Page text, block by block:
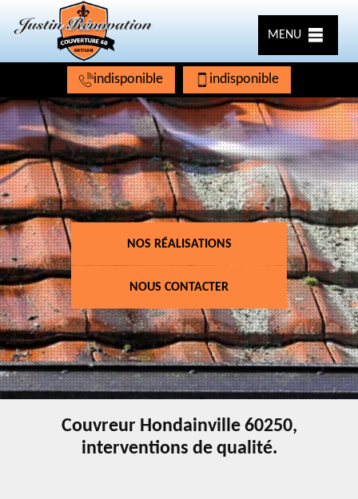
MENU
indisponible indisponible
NOS RÉALISATIONS
NOUS CONTACTER
Couvreur Hondainville 60250,
interventions de qualité.